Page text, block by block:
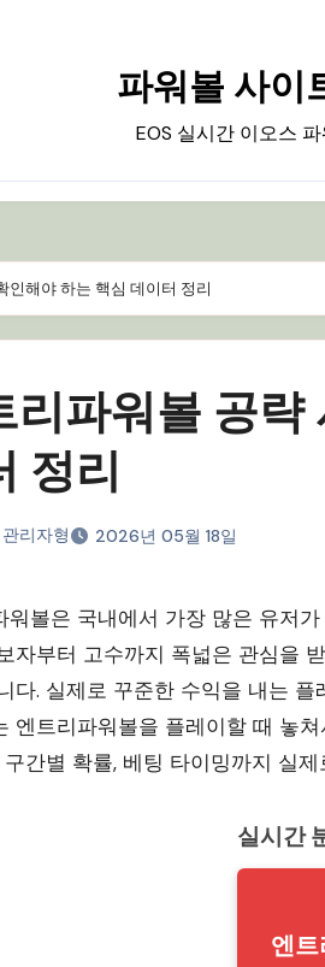
파워볼 사이
EOS 실시간 이오스
인해야 하는 핵심 데이터 정리
리파워볼 공략
정리
관리자형 2026년 05월 18일
자부터 고수까지 폭넓은 관심을
다. 실제로 꾸준한 수익을 내는
엔트리파워볼을 플레이할 때 놓
구간별 확률, 베팅 타이밍까지 실
실시
엔